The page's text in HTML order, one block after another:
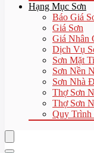
Hạng Mục Sơn
Báo Giá
Giá Sơn
Giá Nhân
Dịch Vụ
Sơn Mặt
Sơn Nền
Sơn Nhà
Thợ Sơn
Thợ Sơn
Quy Trình